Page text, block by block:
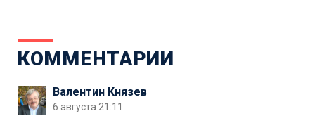
КОММЕНТАРИИ
Валентин Князев
6 августа 21:11